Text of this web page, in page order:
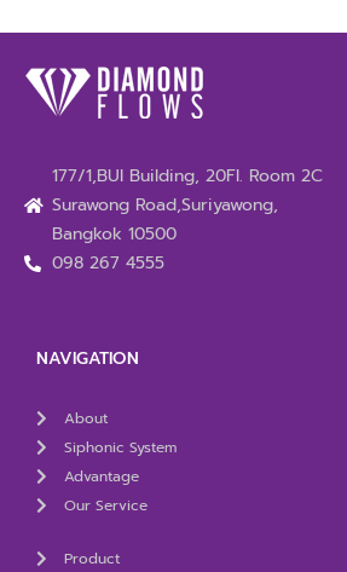
177/1,BUI Building, 20Fl. Room 2C
Surawong Road,Suriyawong,
Bangkok 10500
098 267 4555
NAVIGATION
About
Siphonic System
Advantage
Our Service
Product